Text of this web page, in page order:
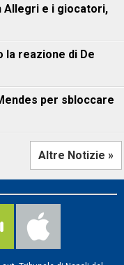
Allegri e i giocatori,
la reazione di De
per sbloccare
Altre Notizie »